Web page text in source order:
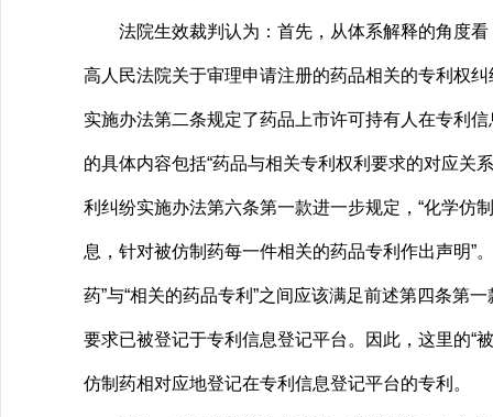
法院生效裁判认为：首先，从体系解释的角度看
高人民法院关于审理申请注册的药品相关的专利权
实施办法第二条规定了药品上市许可持有人在专利
的具体内容包括“药品与相关专利权利要求的对应关
利纠纷实施办法第六条第一款进一步规定，“化学仿
息，针对被仿制药每一件相关的药品专利作出声明”
药”与“相关的药品专利”之间应该满足前述第四条第
要求已被登记于专利信息登记平台。因此，这里的“
仿制药相对应地登记在专利信息登记平台的专利。